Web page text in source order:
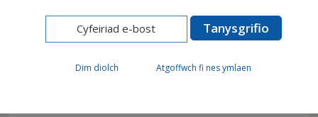
cyllid gan bartïon yn y trydydd sector i gefnogi’r
cyngor i gyflawni amcanion Cronfa Ffyniant
Gyffredin y DU
Dim diolch Atgoffwch fi nes ymlaen